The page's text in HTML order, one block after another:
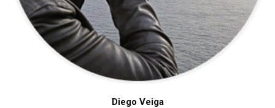
Diego Veiga